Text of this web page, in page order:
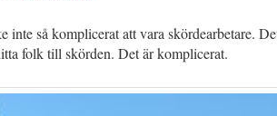
inte så komplicerat att vara skördearbetare.
folk till skörden. Det är komplicerat.